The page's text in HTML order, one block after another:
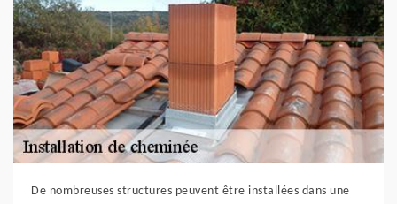
De nombreuses structures peuvent être installées dans une